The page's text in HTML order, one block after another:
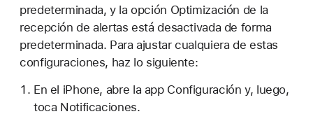
predeterminada, y la opción Optimización de la
recepción de alertas está desactivada de forma
predeterminada. Para ajustar cualquiera de estas
configuraciones, haz lo siguiente:
En el iPhone, abre la app Configuración y, luego,
toca Notificaciones.